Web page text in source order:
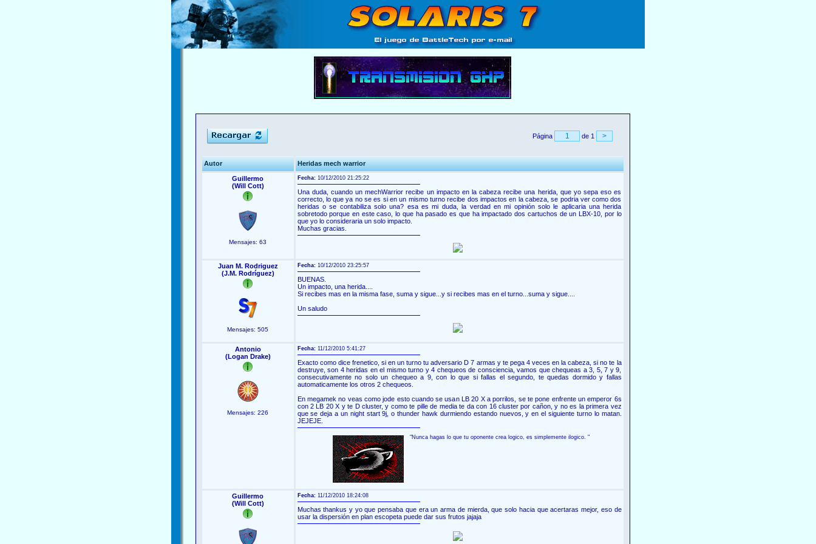
Página de 1
Autor Heridas mech warrior
Guillermo
(Will Cott)
Mensajes: 63
Fecha: 10/12/2010 21:25:22
Una duda, cuando un mechWarrior recibe un impacto en la cabeza recibe una herida, que yo sepa eso es
correcto, lo que ya no se es si en un mismo turno recibe dos impactos en la cabeza, se podria ver como dos
heridas o se contabiliza solo una? esa es mi duda, la verdad en mi opinión solo le aplicaria una herida
sobretodo porque en este caso, lo que ha pasado es que ha impactado dos cartuchos de un LBX-10, por lo
que yo lo consideraria un solo impacto.
Muchas gracias.
Juan M. Rodriguez
(J.M. Rodríguez)
Mensajes: 505
Fecha: 10/12/2010 23:25:57
BUENAS.
Un impacto, una herida....
Si recibes mas en la misma fase, suma y sigue...y si recibes mas en el turno...suma y sigue....
Un saludo
Antonio
(Logan Drake)
Mensajes: 226
Fecha: 11/12/2010 5:41:27
Exacto como dice frenetico, si en un turno tu adversario D 7 armas y te pega 4 veces en la cabeza, si no te la
destruye, son 4 heridas en el mismo turno y 4 chequeos de consciencia, vamos que chequeas a 3, 5, 7 y 9,
consecutivamente no solo un chequeo a 9, con lo que si fallas el segundo, te quedas dormido y fallas
automaticamente los otros 2 chequeos.
En megamek no veas como jode esto cuando se usan LB 20 X a porrilos, se te pone enfrente un emperor 6s
con 2 LB 20 X y te D cluster, y como te pille de media te da con 16 cluster por cañon, y no es la primera vez
que se deja a un night start 9j, o thunder hawk durmiendo estando nuevos, y en el siguiente turno lo matan.
JEJEJE.
"Nunca hagas lo que tu oponente crea logico, es simplemente ilogico. "
Guillermo
(Will Cott)
Fecha: 11/12/2010 18:24:08
Muchas thankus y yo que pensaba que era un arma de mierda, que solo hacia que acertaras mejor, eso de
usar la dispersión en plan escopeta puede dar sus frutos jajaja